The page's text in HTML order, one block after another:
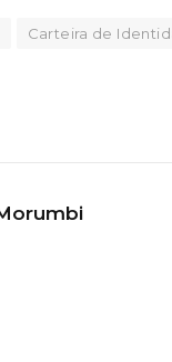
Carteira de